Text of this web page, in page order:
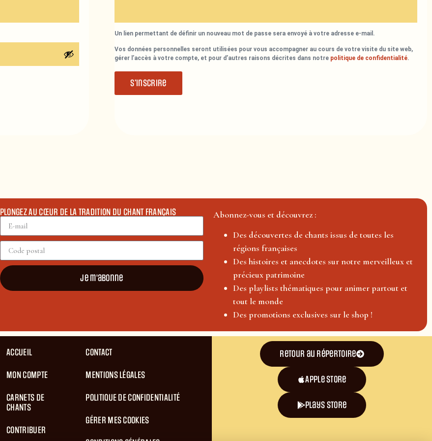
Un lien permettant de définir un nouveau mot de passe sera envoyé à votre adresse e-mail.
Vos données personnelles seront utilisées pour vous accompagner au cours de votre visite du site web,
gérer l’accès à votre compte, et pour d’autres raisons décrites dans notre politique de confidentialité.
S’inscrire
PLONGEZ AU CŒUR DE LA TRADITION DU CHANT FRANÇAIS
Je m'abonne
Abonnez-vous et découvrez :
Des découvertes de chants issus de toutes les
régions françaises
Des histoires et anecdotes sur notre merveilleux et
précieux patrimoine
Des playlists thématiques pour animer partout et
tout le monde
Des promotions exclusives sur le shop !
ACCUEIL
MON COMPTE
CARNETS DE
CHANTS
CONTRIBUER
CONTACT
MENTIONS LÉGALES
POLITIQUE DE CONFIDENTIALITÉ
GÉRER MES COOKIES
Retour au répertoire
Apple Store
plays store